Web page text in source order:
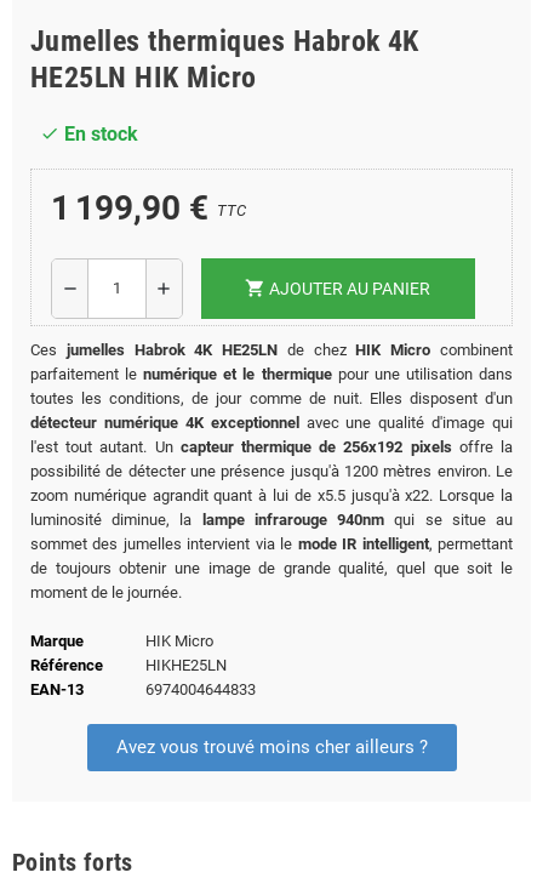
Jumelles thermiques Habrok 4K
HE25LN HIK Micro
check En stock
1 199,90 € TTC
remove add shopping_cart AJOUTER AU PANIER
Ces jumelles Habrok 4K HE25LN de chezHIK Micro combinent
parfaitement le numérique et le thermiquepour une utilisation dans
toutes les conditions, de jour comme de nuit. Elles disposent d'un
détecteur numérique 4K exceptionnel avec une qualité d'image qui
l'est tout autant. Un capteur thermique de 256x192 pixelsoffre la
possibilité de détecter une présence jusqu'à 1200 mètres environ. Le
zoom numérique agrandit quant à lui de x5.5 jusqu'à x22. Lorsque la
luminosité diminue, la
lampe infrarouge 940nm qui se situe au
sommet des jumelles intervient via le mode IR intelligent, permettant
de toujours obtenir une image de grande qualité, quel que soit le
moment de le journée.
Marque
HIK Micro
Référence
HIKHE25LN
EAN-13
6974004644833
Avez vous trouvé moins cher ailleurs ?
Points forts